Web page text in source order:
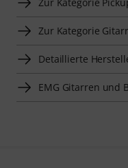
Zur Kategorie
Detaillierte
EMG Gitarren und